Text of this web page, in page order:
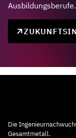
Ausbildungsberufe.
Die
Gesamtmetall.